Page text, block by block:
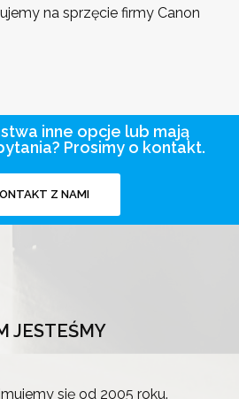
na sprzęcie firmy Canon
inne opcje lub mają
Prosimy o kontakt.
Z NAMI
JESTEŚMY
się od 2005 roku.